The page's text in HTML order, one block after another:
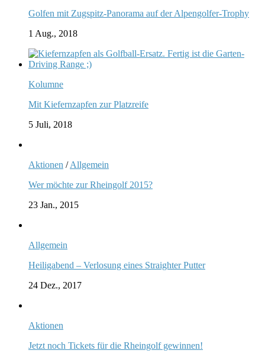
Golfen mit Zugspitz-Panorama auf der Alpengolfer-Trophy
1 Aug., 2018
Kolumne
Mit Kiefernzapfen zur Platzreife
5 Juli, 2018
Aktionen /Allgemein
Wer möchte zur Rheingolf 2015?
23 Jan., 2015
Allgemein
Heiligabend – Verlosung eines Straighter Putter
24 Dez., 2017
Aktionen
Jetzt noch Tickets für die Rheingolf gewinnen!